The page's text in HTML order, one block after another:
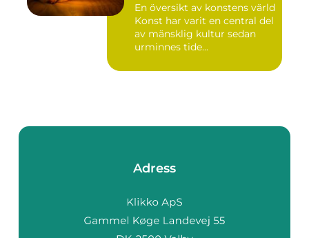
En översikt av konstens värld
Konst har varit en central del
av mänsklig kultur sedan
urminnes tide...
Adress